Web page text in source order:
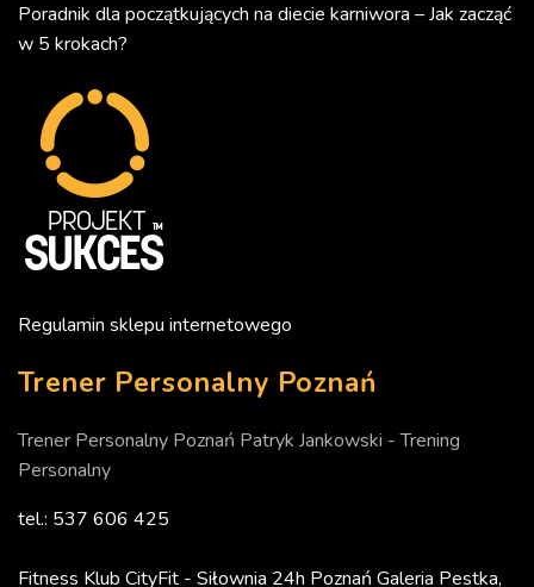
Poradnik dla początkujących na diecie karniwora – Jak zacząć
w 5 krokach?
Regulamin sklepu internetowego
Trener Personalny Poznań
Trener Personalny Poznań Patryk Jankowski - Trening
Personalny
tel.: 537 606 425
Fitness Klub CityFit - Siłownia 24h Poznań Galeria Pestka,